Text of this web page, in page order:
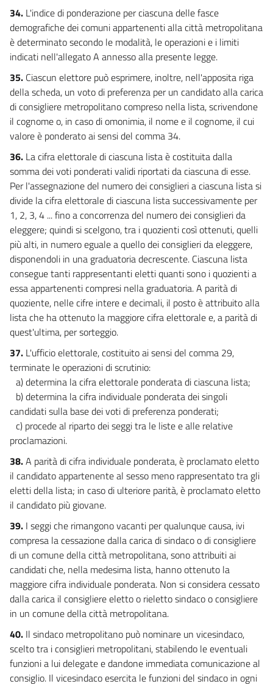
34. L'indice di ponderazione per ciascuna delle fasce
demografiche dei comuni appartenenti alla città metropolitana
è determinato secondo le modalità, le operazioni e i limiti
indicati nell'allegato A annesso alla presente legge.
35. Ciascun elettore può esprimere, inoltre, nell'apposita riga
della scheda, un voto di preferenza per un candidato alla carica
di consigliere metropolitano compreso nella lista, scrivendone
il cognome o, in caso di omonimia, il nome e il cognome, il cui
valore è ponderato ai sensi del comma 34.
36. La cifra elettorale di ciascuna lista è costituita dalla
somma dei voti ponderati validi riportati da ciascuna di esse.
Per l'assegnazione del numero dei consiglieri a ciascuna lista si
divide la cifra elettorale di ciascuna lista successivamente per
1, 2, 3, 4 ... fino a concorrenza del numero dei consiglieri da
eleggere; quindi si scelgono, tra i quozienti così ottenuti, quelli
più alti, in numero eguale a quello dei consiglieri da eleggere,
disponendoli in una graduatoria decrescente. Ciascuna lista
consegue tanti rappresentanti eletti quanti sono i quozienti a
essa appartenenti compresi nella graduatoria. A parità di
quoziente, nelle cifre intere e decimali, il posto è attribuito alla
lista che ha ottenuto la maggiore cifra elettorale e, a parità di
quest'ultima, per sorteggio.
37. L'ufficio elettorale, costituito ai sensi del comma 29,
terminate le operazioni di scrutinio:
a) determina la cifra elettorale ponderata di ciascuna lista;
b) determina la cifra individuale ponderata dei singoli
candidati sulla base dei voti di preferenza ponderati;
c) procede al riparto dei seggi tra le liste e alle relative
proclamazioni.
38.A parità di cifra individuale ponderata, è proclamato eletto
il candidato appartenente al sesso meno rappresentato tra gli
eletti della lista; in caso di ulteriore parità, è proclamato eletto
il candidato più giovane.
39. I seggi che rimangono vacanti per qualunque causa, ivi
compresa la cessazione dalla carica di sindaco o di consigliere
di un comune della città metropolitana, sono attribuiti ai
candidati che, nella medesima lista, hanno ottenuto la
maggiore cifra individuale ponderata. Non si considera cessato
dalla carica il consigliere eletto o rieletto sindaco o consigliere
in un comune della città metropolitana.
40. Il sindaco metropolitano può nominare un vicesindaco,
scelto tra i consiglieri metropolitani, stabilendo le eventuali
funzioni a lui delegate e dandone immediata comunicazione al
consiglio. Il vicesindaco esercita le funzioni del sindaco in ogni